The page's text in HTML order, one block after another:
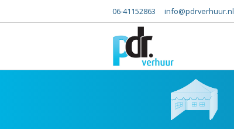
06-41152863 info@pdrverhuur.nl